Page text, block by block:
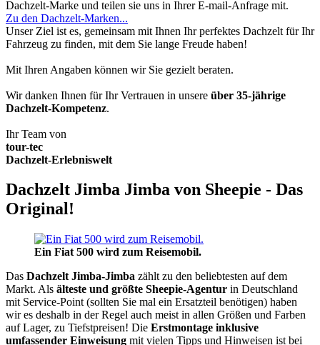
Dachzelt-Marke und teilen sie uns in Ihrer E-mail-Anfrage mit.
Zu den Dachzelt-Marken...
Unser Ziel ist es, gemeinsam mit Ihnen Ihr perfektes Dachzelt für Ihr
Fahrzeug zu finden, mit dem Sie lange Freude haben!
Mit Ihren Angaben können wir Sie gezielt beraten.
Wir danken Ihnen für Ihr Vertrauen in unsere über 35-jährige
Dachzelt-Kompetenz.
Ihr Team von
tour-tec
Dachzelt-Erlebniswelt
Dachzelt Jimba Jimba von Sheepie - Das
Original!
Ein Fiat 500 wird zum Reisemobil.
Das Dachzelt Jimba-Jimba zählt zu den beliebtesten auf dem
Markt. Als älteste und größte Sheepie-Agentur in Deutschland
mit Service-Point (sollten Sie mal ein Ersatzteil benötigen) haben
wir es deshalb in der Regel auch meist in allen Größen und Farben
auf Lager, zu Tiefstpreisen! Die Erstmontage inklusive
umfassender Einweisung mit vielen Tipps und Hinweisen ist bei